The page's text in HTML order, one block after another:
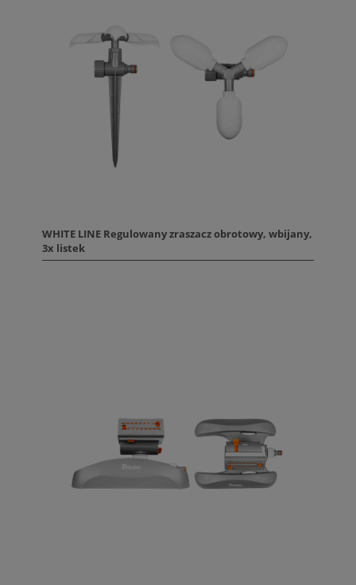
WHITE LINE Regulowany zraszacz obrotowy, wbijany,
3x listek